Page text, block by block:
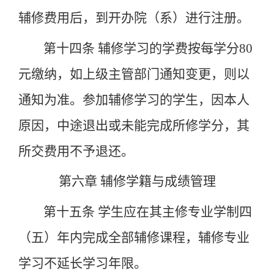
辅修费用后，到开办院（系）进行注册。
第十四条 辅修学习的学费按每学分80
元缴纳，如上级主管部门通知变更，则以
通知为准。参加辅修学习的学生，因本人
原因，中途退出或未能完成所修学分，其
所交费用不予退还。
第六章 辅修学籍与成绩管理
第十五条 学生应在其主修专业学制四
（五）年内完成全部辅修课程，辅修专业
学习不延长学习年限。